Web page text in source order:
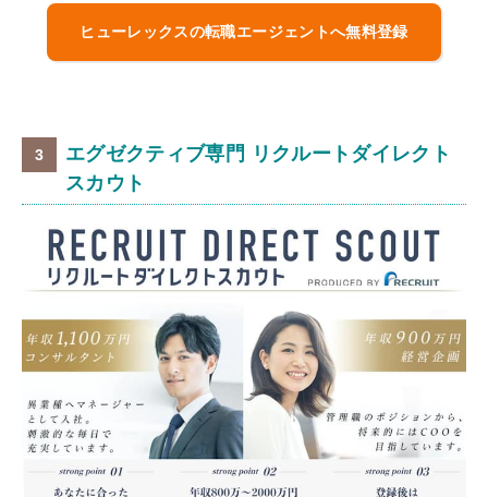
ヒューレックスの転職エージェントへ無料登録
エグゼクティブ専門 リクルートダイレクト
スカウト